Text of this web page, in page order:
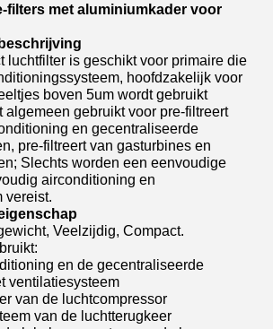
filters met aluminiumkader voor
luchtfilter is geschikt voor primaire die
hoofdzakelijk voor
boven 5um wordt gebruikt
algemeen gebruikt voor pre-filtreert
en gecentraliseerde
pre-filtreert van gasturbines en
Slechts worden een eenvoudige
airconditioning en
vereist.
Veelzijdig, Compact.
en de gecentraliseerde
ventilatiesysteem
van de luchtcompressor
van de luchtterugkeer